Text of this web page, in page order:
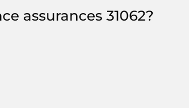
assurances 31062?